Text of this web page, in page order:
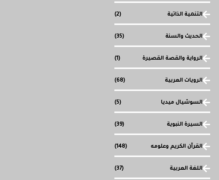
التنمية الذاتية (2)
الحديث والسنة (35)
الرواية والقصة القصيرة (1)
الرويات العربية (68)
السوشيال ميديا (5)
السيرة النبوية (39)
القرآن الكريم وعلومه (148)
اللغة العربية (37)